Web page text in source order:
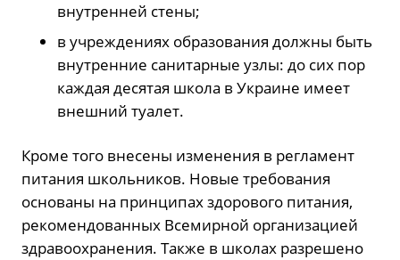
внутренней стены;
в учреждениях образования должны быть
внутренние санитарные узлы: до сих пор
каждая десятая школа в Украине имеет
внешний туалет.
Кроме того внесены изменения в регламент
питания школьников. Новые требования
основаны на принципах здорового питания,
рекомендованных Всемирной организацией
здравоохранения. Также в школах разрешено